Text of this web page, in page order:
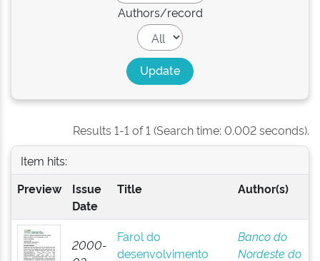
Authors/record
Results 1-1 of 1 (Search time: 0.002 seconds).
Item hits:
Preview
Issue
Date
Title Author(s)
2000-
Farol do
desenvolvimento
Banco do
Nordeste do